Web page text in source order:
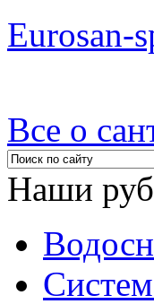
Eurosan-
Все о
Наши